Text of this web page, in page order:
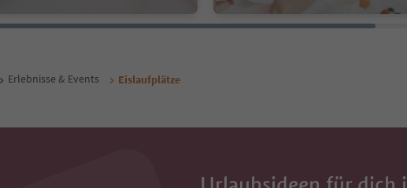
Erlebnisse & Events Eislaufplätze